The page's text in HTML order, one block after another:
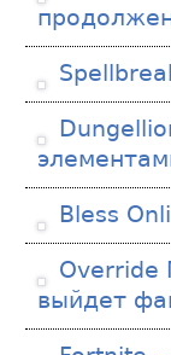
Bless
Override
выйдет